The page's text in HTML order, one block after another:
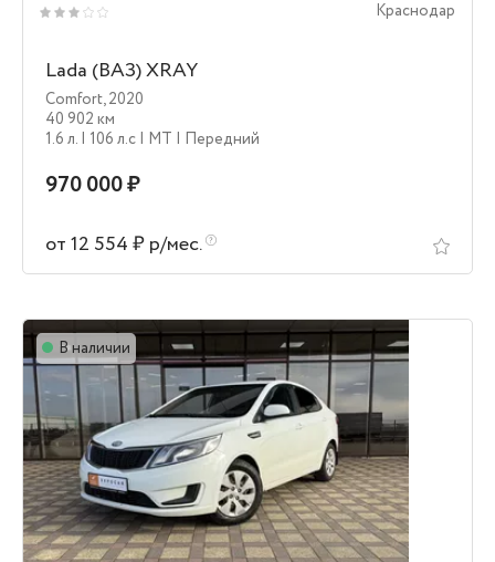
Краснодар
Lada (ВАЗ) XRAY
Comfort,2020
40 902 км
1.6 л. | 106 л.c | MT | Передний
970 000 ₽
от 12 554 ₽ р/мес.
В наличии